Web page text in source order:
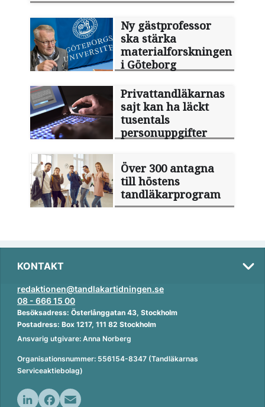
Ny gästprofessor
ska stärka
materialforskningen
i Göteborg
Privattandläkarnas
sajt kan ha läckt
tusentals
personuppgifter
Över 300 antagna
till höstens
tandläkarprogram
KONTAKT
redaktionen@tandlakartidningen.se
08 - 666 15 00
Besöksadress: Österlånggatan 43, Stockholm
Postadress: Box 1217, 111 82 Stockholm
Ansvarig utgivare: Anna Norberg
Organisationsnummer: 556154-8347 (Tandläkarnas
Serviceaktiebolag)